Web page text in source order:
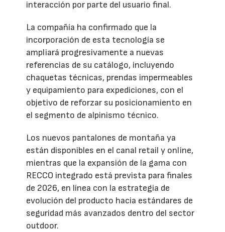
interacción por parte del usuario final.
La compañía ha confirmado que la
incorporación de esta tecnología se
ampliará progresivamente a nuevas
referencias de su catálogo, incluyendo
chaquetas técnicas, prendas impermeables
y equipamiento para expediciones, con el
objetivo de reforzar su posicionamiento en
el segmento de alpinismo técnico.
Los nuevos pantalones de montaña ya
están disponibles en el canal retail y online,
mientras que la expansión de la gama con
RECCO integrado está prevista para finales
de 2026, en línea con la estrategia de
evolución del producto hacia estándares de
seguridad más avanzados dentro del sector
outdoor.